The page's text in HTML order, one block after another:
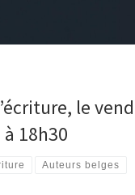
le
18h30
Auteurs belges